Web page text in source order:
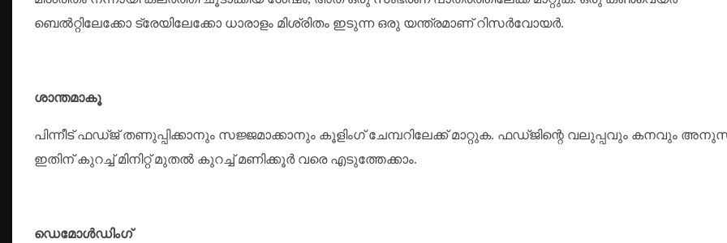
ബെൽറ്റിലേക്കോ ട്രേയിലേക്കോ ധാരാളം മിശ്രിതം ഇടുന്ന ഒരു യന്ത്രമാണ് റിസർവോയർ.
ശാന്തമാകൂ
പിന്നീട് ഫഡ്ജ് തണുപ്പിക്കാനും സജ്ജമാക്കാനും കൂളിംഗ് ചേമ്പറിലേക്ക് മാറ്റുക. ഫഡ്ജിന്റെ വലുപ്പവും കനവും
ഇതിന് കുറച്ച് മിനിറ്റ് മുതൽ കുറച്ച് മണിക്കൂർ വരെ എടുത്തേക്കാം.
ഡെമോൾഡിംഗ്